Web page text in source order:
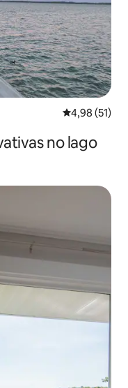
4,98 de uma
4,98 (51)
no lago